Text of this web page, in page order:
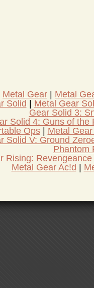
Metal Gear
Metal
Solid
Metal Gear
Gear Solid 3:
Solid 4: Guns of the
Ops
Metal
Solid V: Ground
Phantom
Rising: Revengeance
Metal Gear Ac!d